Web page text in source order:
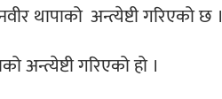
थापाको अन्त्येष्टी गरिएको छ ।
अन्त्येष्टी गरिएको हो ।